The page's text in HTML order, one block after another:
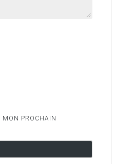
MON PROCHAIN